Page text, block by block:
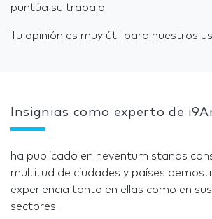
puntúa su trabajo.
Tu opinión es muy útil para nuestros
Insignias como experto de
ha publicado en neventum stands
multitud de ciudades y países
experiencia tanto en ellas como en
sectores.